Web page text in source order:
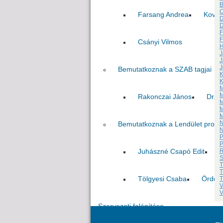
Farsang Andrea
Csányi Vilmos
Bemutatkoznak a SZAB tagjai
Rakonczai János Dr.
Bemutatkoznak a Lendület
Juhászné Csapó Edit
Tölgyesi Csaba
Szervezeti felépítése